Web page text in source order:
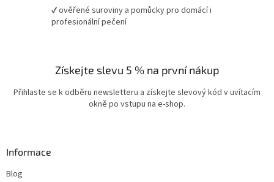
✔ ověřené suroviny a pomůcky pro domácí i
profesionální pečení
Získejte slevu 5 % na první nákup
Přihlaste se k odběru newsletteru a získejte slevový kód v uvítacím
okně po vstupu na e-shop.
Informace
Blog